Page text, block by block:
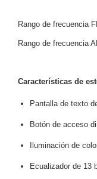
(Anticorrosión)
y
VideoCubo
/ Eyeball /
y
Hemisféricas
Network
Rango de frecuencia
Rango de frecuencia
Características de
Pantalla de texto
Botón de acceso
Iluminación de
Ecualizador de 13